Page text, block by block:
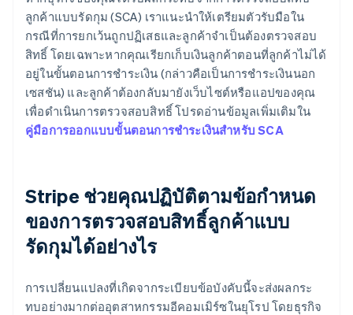
ลูกค้าแบบรัดกุม (SCA) เราแนะนำให้เตรียมตัวรับมือใน
กรณีที่การยกเว้นถูกปฏิเสธและลูกค้าจำเป็นต้องตรวจสอบ
สิทธิ์ โดยเฉพาะหากคุณเรียกเก็บเงินลูกค้าตอนที่ลูกค้าไม่ได้
อยู่ในขั้นตอนการชำระเงิน (กล่าวคือเป็นการชำระเงินนอก
เซสชัน) และลูกค้าต้องกลับมายังเว็บไซต์หรือแอปของคุณ
เพื่อดำเนินการตรวจสอบสิทธิ์ โปรดอ่านข้อมูลเพิ่มเติมใน
คู่มือการออกแบบขั้นตอนการชำระเงินสำหรับ SCA
Stripe ช่วยคุณปฏิบัติตามข้อกำหนด
ของการตรวจสอบสิทธิ์ลูกค้าแบบ
รัดกุมได้อย่างไร
การเปลี่ยนแปลงที่เกิดจากระเบียบข้อบังคับนี้จะส่งผลกระ
ทบอย่างมากต่ออุตสาหกรรมอีคอมเมิร์ซในยุโรป โดยธุรกิจ